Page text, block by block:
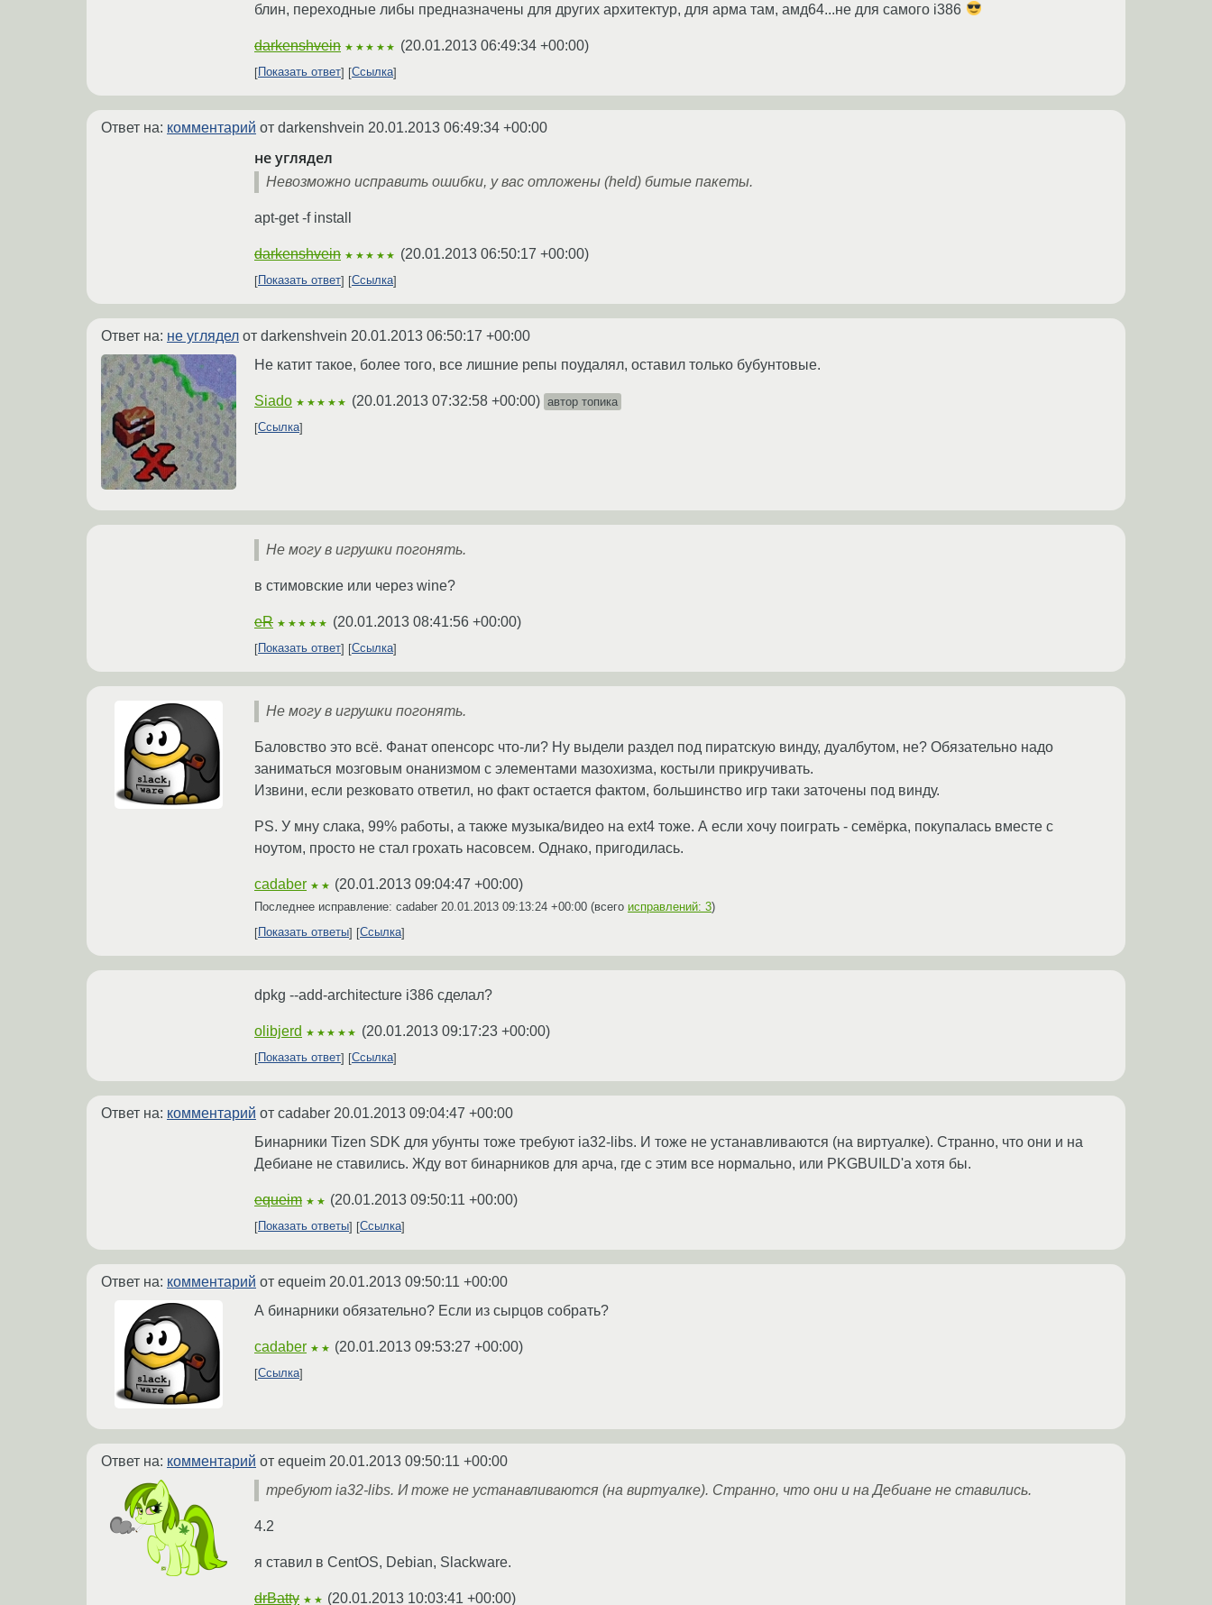
блин, переходные либы предназначены для других архитектур, для арма там, амд64...не для самого i386
darkenshvein ★★★★★ (20.01.2013 06:49:34 +00:00)
Показать ответ Ссылка
Ответ на: комментарий от darkenshvein 20.01.2013 06:49:34 +00:00
не углядел
Невозможно исправить ошибки, у вас отложены (held) битые пакеты.
apt-get -f install
darkenshvein ★★★★★ (20.01.2013 06:50:17 +00:00)
Показать ответ Ссылка
Ответ на: не углядел от darkenshvein 20.01.2013 06:50:17 +00:00
Не катит такое, более того, все лишние репы поудалял, оставил только бубунтовые.
Siado ★★★★★ (20.01.2013 07:32:58 +00:00) автор топика
Ссылка
Не могу в игрушки погонять.
в стимовские или через wine?
eR ★★★★★ (20.01.2013 08:41:56 +00:00)
Показать ответ Ссылка
Не могу в игрушки погонять.
Баловство это всё. Фанат опенсорс что-ли? Ну выдели раздел под пиратскую винду, дуалбутом, не? Обязательно надо
заниматься мозговым онанизмом с элементами мазохизма, костыли прикручивать.
Извини, если резковато ответил, но факт остается фактом, большинство игр таки заточены под винду.
PS. У мну слака, 99% работы, а также музыка/видео на ext4 тоже. А если хочу поиграть - семёрка, покупалась вместе с
ноутом, просто не стал грохать насовсем. Однако, пригодилась.
cadaber ★★ (20.01.2013 09:04:47 +00:00)
Последнее исправление: cadaber 20.01.2013 09:13:24 +00:00 (всего исправлений: 3)
Показать ответы
Ссылка
dpkg --add-architecture i386 сделал?
olibjerd ★★★★★ (20.01.2013 09:17:23 +00:00)
Показать ответ Ссылка
Ответ на: комментарий от cadaber 20.01.2013 09:04:47 +00:00
Бинарники Tizen SDK для убунты тоже требуют ia32-libs. И тоже не устанавливаются (на виртуалке). Странно, что они и на
Дебиане не ставились. Жду вот бинарников для арча, где с этим все нормально, или PKGBUILD'а хотя бы.
equeim ★★ (20.01.2013 09:50:11 +00:00)
Показать ответы Ссылка
Ответ на: комментарий от equeim 20.01.2013 09:50:11 +00:00
А бинарники обязательно? Если из сырцов собрать?
cadaber ★★ (20.01.2013 09:53:27 +00:00)
Ссылка
Ответ на: комментарий от equeim 20.01.2013 09:50:11 +00:00
требуют ia32-libs. И тоже не устанавливаются (на виртуалке). Странно, что они и на Дебиане не ставились.
4.2
я ставил в CentOS, Debian, Slackware.
drBatty ★★ (20.01.2013 10:03:41 +00:00)